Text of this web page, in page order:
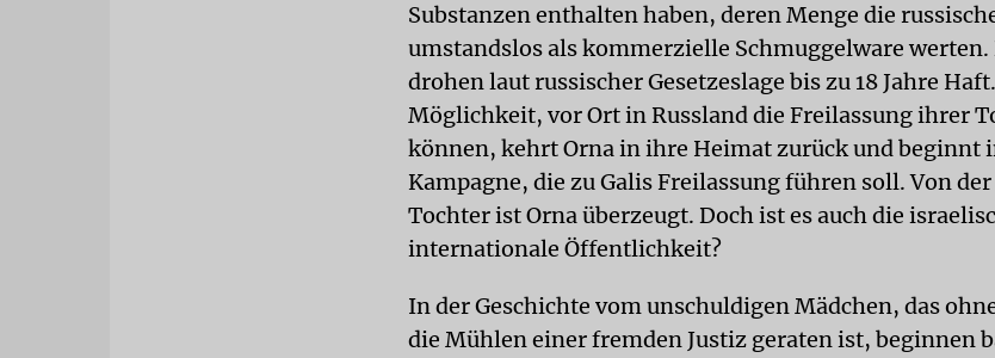
Substanzen enthalten haben, deren Menge die
umstandslos als kommerzielle Schmuggelware werten.
drohen laut russischer Gesetzeslage bis zu 18 Jahre
Möglichkeit, vor Ort in Russland die Freilassung ihrer
können, kehrt Orna in ihre Heimat zurück und beginnt
Kampagne, die zu Galis Freilassung führen soll. Von
Tochter ist Orna überzeugt. Doch ist es auch die
internationale Öffentlichkeit?
In der Geschichte vom unschuldigen Mädchen, das
die Mühlen einer fremden Justiz geraten ist, beginnen